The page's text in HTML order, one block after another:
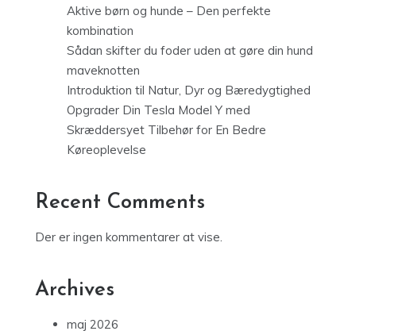
Aktive børn og hunde – Den perfekte
kombination
Sådan skifter du foder uden at gøre din hund
maveknotten
Introduktion til Natur, Dyr og Bæredygtighed
Opgrader Din Tesla Model Y med
Skræddersyet Tilbehør for En Bedre
Køreoplevelse
Recent Comments
Der er ingen kommentarer at vise.
Archives
maj 2026